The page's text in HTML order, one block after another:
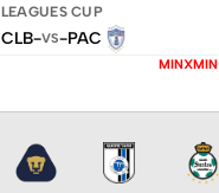
LEAGUES CUP
CLB-VS-PAC
MINXMIN